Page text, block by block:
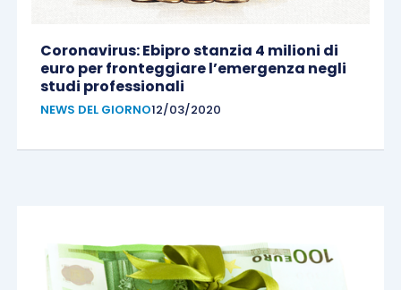
Coronavirus: Ebipro stanzia 4 milioni di
euro per fronteggiare l’emergenza negli
studi professionali
NEWS DEL GIORNO12/03/2020